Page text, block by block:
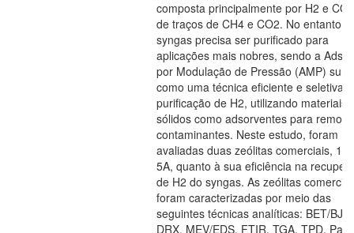
composta principalmente por H2 e
de traços de CH4 e CO2. No entanto, o
syngas precisa ser purificado para
aplicações mais nobres, sendo a
por Modulação de Pressão (AMP)
como uma técnica eficiente e seletiva
purificação de H2, utilizando materiais
sólidos como adsorventes para
contaminantes. Neste estudo, foram
avaliadas duas zeólitas comerciais,
5A, quanto à sua eficiência na
de H2 do syngas. As zeólitas
foram caracterizadas por meio das
seguintes técnicas analíticas: BET/BJH,
DRX, MEV/EDS, FTIR, TGA, TPD.